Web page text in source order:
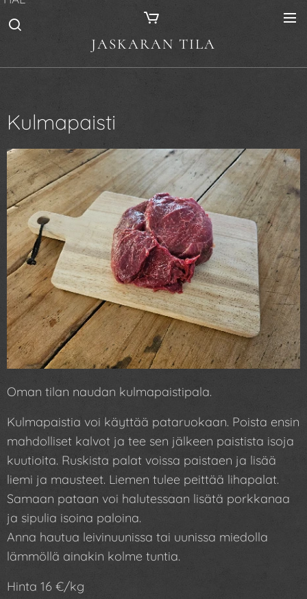
JASKARAN TILA
Kulmapaisti
Oman tilan naudan kulmapaistipala.
Kulmapaistia voi käyttää pataruokaan. Poista ensin
mahdolliset kalvot ja tee sen jälkeen paistista isoja
kuutioita. Ruskista palat voissa paistaen ja lisää
liemi ja mausteet. Liemen tulee peittää lihapalat.
Samaan pataan voi halutessaan lisätä porkkanaa
ja sipulia isoina paloina.
Anna hautua leivinuunissa tai uunissa miedolla
lämmöllä ainakin kolme tuntia.
Hinta 16 €/kg